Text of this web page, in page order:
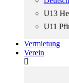
U13
U11
Vermietung
Verein